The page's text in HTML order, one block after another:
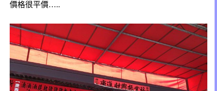
價格很平價…..